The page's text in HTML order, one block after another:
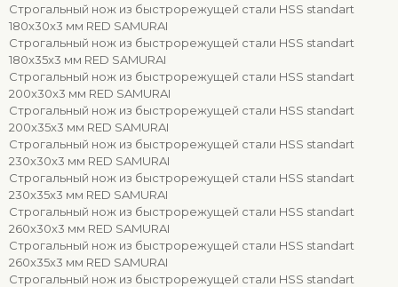
Строгальный нож из быстрорежущей стали HSS standart
180x30x3 мм RED SAMURAI
Строгальный нож из быстрорежущей стали HSS standart
180x35x3 мм RED SAMURAI
Строгальный нож из быстрорежущей стали HSS standart
200x30x3 мм RED SAMURAI
Строгальный нож из быстрорежущей стали HSS standart
200x35x3 мм RED SAMURAI
Строгальный нож из быстрорежущей стали HSS standart
230x30x3 мм RED SAMURAI
Строгальный нож из быстрорежущей стали HSS standart
230x35x3 мм RED SAMURAI
Строгальный нож из быстрорежущей стали HSS standart
260x30x3 мм RED SAMURAI
Строгальный нож из быстрорежущей стали HSS standart
260x35x3 мм RED SAMURAI
Строгальный нож из быстрорежущей стали HSS standart